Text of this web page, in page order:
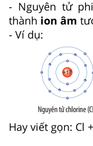
- Nguyên tử
thành ion âm
- Ví dụ:
Hay viết gọn: Cl